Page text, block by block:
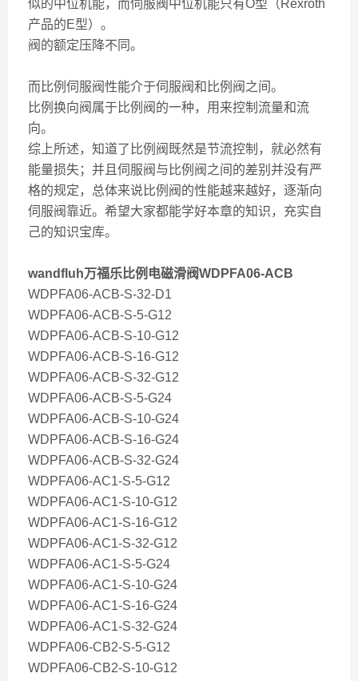
似的中位机能，而伺服阀中位机能只有O型（Rexroth
产品的E型）。
阀的额定压降不同。
而比例伺服阀性能介于伺服阀和比例阀之间。
比例换向阀属于比例阀的一种，用来控制流量和流
向。
综上所述，知道了比例阀既然是节流控制，就必然有
能量损失；并且伺服阀与比例阀之间的差别并没有严
格的规定，总体来说比例阀的性能越来越好，逐渐向
伺服阀靠近。希望大家都能学好本章的知识，充实自
己的知识宝库。
wandfluh万福乐比例电磁滑阀WDPFA06-ACB
WDPFA06-ACB-S-32-D1
WDPFA06-ACB-S-5-G12
WDPFA06-ACB-S-10-G12
WDPFA06-ACB-S-16-G12
WDPFA06-ACB-S-32-G12
WDPFA06-ACB-S-5-G24
WDPFA06-ACB-S-10-G24
WDPFA06-ACB-S-16-G24
WDPFA06-ACB-S-32-G24
WDPFA06-AC1-S-5-G12
WDPFA06-AC1-S-10-G12
WDPFA06-AC1-S-16-G12
WDPFA06-AC1-S-32-G12
WDPFA06-AC1-S-5-G24
WDPFA06-AC1-S-10-G24
WDPFA06-AC1-S-16-G24
WDPFA06-AC1-S-32-G24
WDPFA06-CB2-S-5-G12
WDPFA06-CB2-S-10-G12